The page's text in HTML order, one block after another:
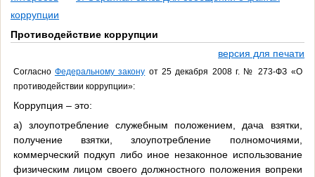
коррупции
Противодействие коррупции
версия для печати
Согласно Федеральному закону от 25 декабря 2008 г. № 273-ФЗ «О
противодействии коррупции»:
Коррупция – это:
а) злоупотребление служебным положением, дача взятки,
получение взятки, злоупотребление полномочиями,
коммерческий подкуп либо иное незаконное использование
физическим лицом своего должностного положения вопреки